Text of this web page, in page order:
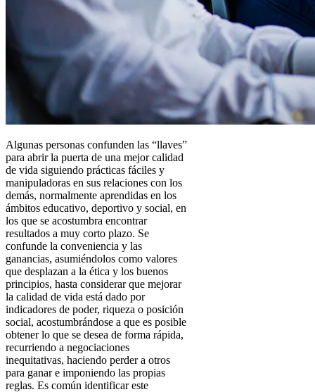
Algunas personas confunden las “llaves”
para abrir la puerta de una mejor calidad
de vida siguiendo prácticas fáciles y
manipuladoras en sus relaciones con los
demás, normalmente aprendidas en los
ámbitos educativo, deportivo y social, en
los que se acostumbra encontrar
resultados a muy corto plazo. Se
confunde la conveniencia y las
ganancias, asumiéndolos como valores
que desplazan a la ética y los buenos
principios, hasta considerar que mejorar
la calidad de vida está dado por
indicadores de poder, riqueza o posición
social, acostumbrándose a que es posible
obtener lo que se desea de forma rápida,
recurriendo a negociaciones
inequitativas, haciendo perder a otros
para ganar e imponiendo las propias
reglas. Es común identificar este